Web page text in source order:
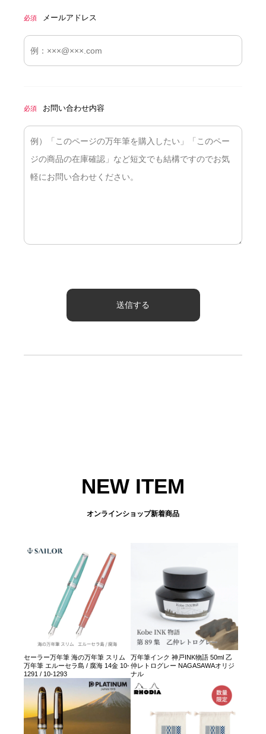
必須 メールアドレス
必須 お問い合わせ内容
NEW ITEM
オンラインショップ新着商品
セーラー万年筆 海の万年筆 スリム
万年筆 エルーセラ島 / 腐海 14金 10-
1291 / 10-1293
万年筆インク 神戸INK物語 50ml 乙
仲レトログレー NAGASAWAオリジ
ナル